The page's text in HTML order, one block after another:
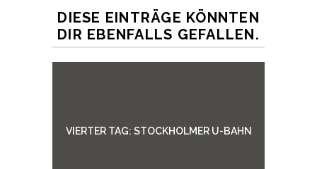
DIESE EINTRÄGE KÖNNTEN
DIR EBENFALLS GEFALLEN.
VIERTER TAG: STOCKHOLMER U-BAHN